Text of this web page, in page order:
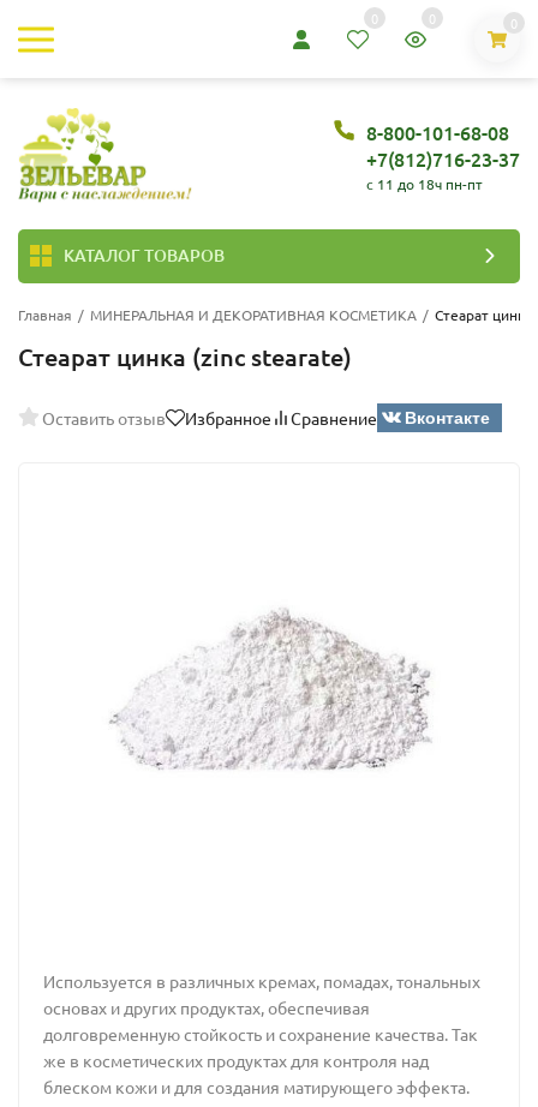
0 0 0
8-800-101-68-08
+7(812)716-23-37
c 11 до 18ч пн-пт
КАТАЛОГ ТОВАРОВ
Главная / МИНЕРАЛЬНАЯ И ДЕКОРАТИВНАЯ КОСМЕТИКА / Стеарат
Стеарат цинка (zinc stearate)
Оставить отзыв Избранное Сравнение Вконтакте
Используется в различных кремах, помадах, тональных
основах и других продуктах, обеспечивая
долговременную стойкость и сохранение качества. Так
же в косметических продуктах для контроля над
блеском кожи и для создания матирующего эффекта.